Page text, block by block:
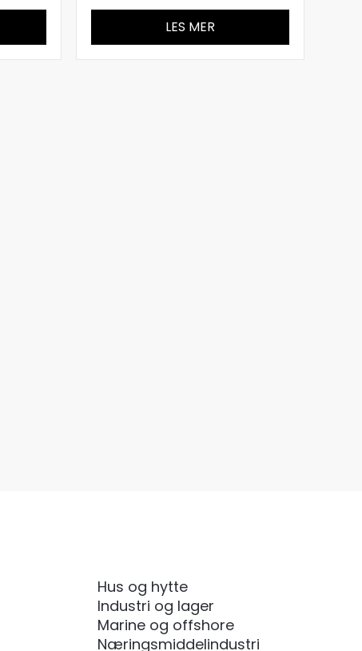
LES MER
Hus og hytte
Industri og lager
Marine og offshore
Næringsmiddelindustri